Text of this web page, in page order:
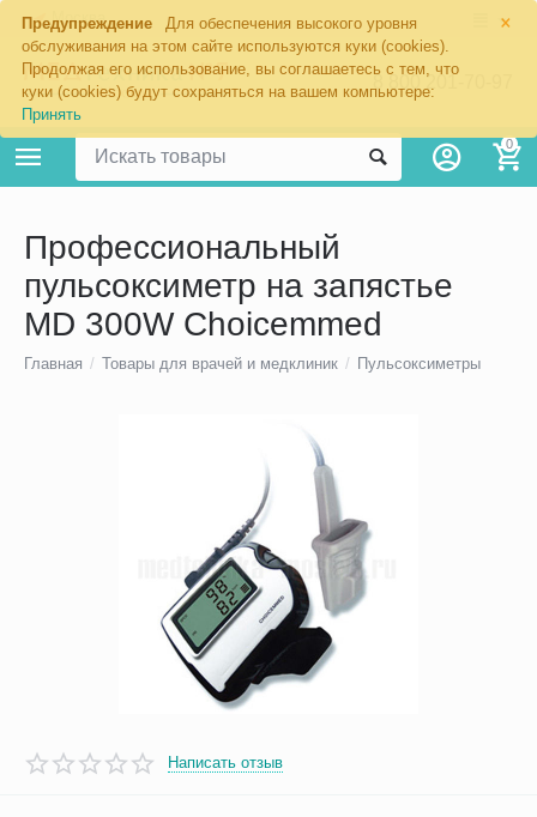
×
Предупреждение
Для обеспечения высокого уровня
обслуживания на этом сайте используются куки (cookies).
Продолжая его использование, вы соглашаетесь с тем, что
куки (cookies) будут сохраняться на вашем компьютере:
Принять
Москва
8 800 201-70-97
0
Профессиональный
пульсоксиметр на запястье
MD 300W Choicemmed
Главная / Товары для врачей и медклиник / Пульсоксиметры
Написать отзыв